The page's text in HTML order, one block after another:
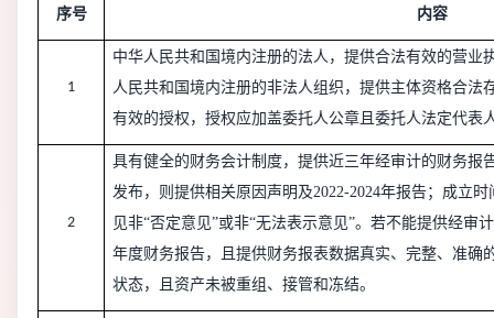
序号 内容
1
中华人民共和国境内注册的法人，提供合法有效的营业
人民共和国境内注册的非法人组织，提供主体资格合法
有效的授权，授权应加盖委托人公章且委托人法定代表
2
具有健全的财务会计制度，提供近三年经审计的财务报
发布，则提供相关原因声明及2022-2024年报告；成立
见非“否定意见”或非“无法表示意见”。若不能提供经审
年度财务报告，且提供财务报表数据真实、完整、准确
状态，且资产未被重组、接管和冻结。